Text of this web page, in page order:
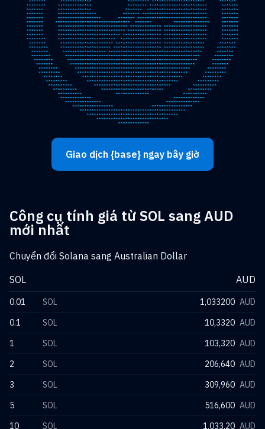
Giao dịch {base} ngay bây giờ
Công cụ tính giá từ SOL sang AUD
mới nhất
Chuyển đổi Solana sang Australian Dollar
SOL
AUD
0.01 SOL 1,033200 AUD
0.1
SOL 10,3320 AUD
1
SOL 103,320 AUD
2
SOL 206,640 AUD
3
SOL 309,960 AUD
5
SOL 516,600 AUD
10
SOL 1.033,20 AUD